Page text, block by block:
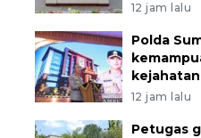
12 jam lalu
Polda
12 jam lalu
Petugas